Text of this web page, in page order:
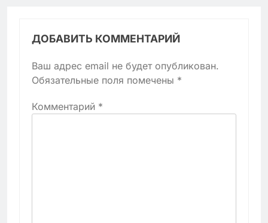
ДОБАВИТЬ КОММЕНТАРИЙ
Ваш адрес email не будет опубликован.
Обязательные поля помечены *
Комментарий *